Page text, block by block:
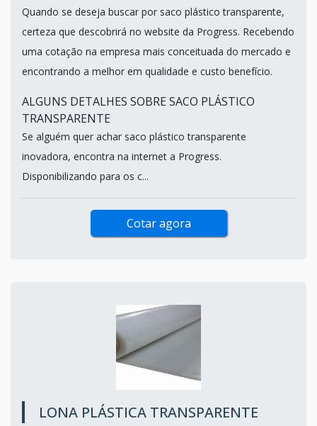
Quando se deseja buscar por saco plástico transparente,
certeza que descobrirá no website da Progress. Recebendo
uma cotação na empresa mais conceituada do mercado e
encontrando a melhor em qualidade e custo benefício.
ALGUNS DETALHES SOBRE SACO PLÁSTICO
TRANSPARENTE
Se alguém quer achar saco plástico transparente
inovadora, encontra na internet a Progress.
Disponibilizando para os c...
Cotar agora
LONA PLÁSTICA TRANSPARENTE